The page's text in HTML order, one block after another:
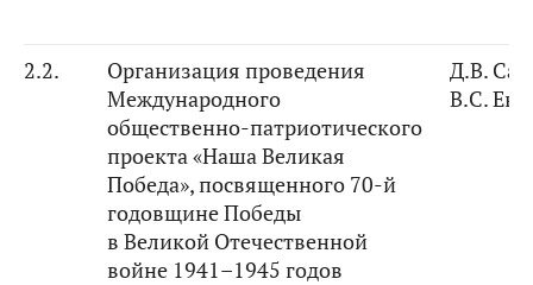
2.2.
Организация проведения
Международного
общественно-патриотического
проекта«Наша Великая
Победа»,посвященного 70-й
годовщине Победы
в Великой Отечественной
войне 1941–1945 годов
Д.В.
В.С.